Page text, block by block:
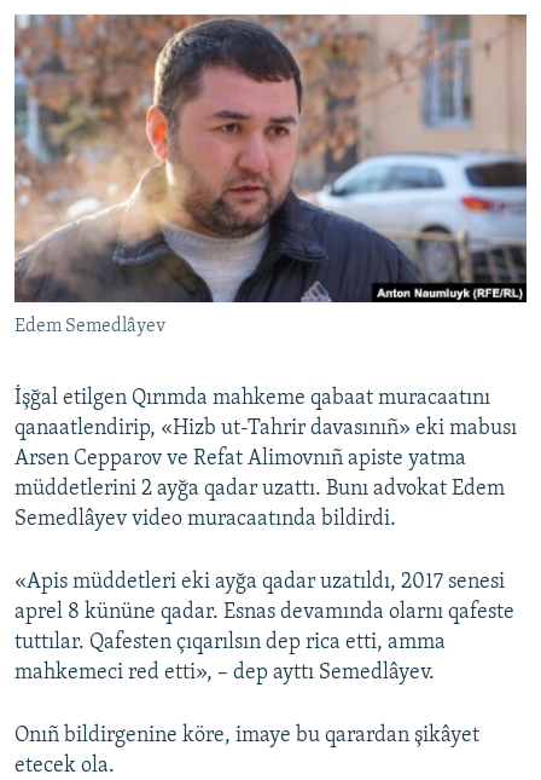
VİDEO
SÜRET
BLOGLAR
FİKİR
Русский
Українською
QOŞULIÑIZ!
RFE/RS bütün saytları
Edem Semedlâyev
İşğal etilgen Qırımda mahkeme qabaat muracaatını
qanaatlendirip, «Hizb ut-Tahrir davasınıñ» eki mabusı
Arsen Cepparov ve Refat Alimovnıñ apiste yatma
müddetlerini 2 ayğa qadar uzattı. Bunı advokat Edem
Semedlâyev video muracaatında bildirdi.
«Apis müddetleri eki ayğa qadar uzatıldı, 2017 senesi
aprel 8 kününe qadar. Esnas devamında olarnı qafeste
tuttılar. Qafesten çıqarılsın dep rica etti, amma
mahkemeci red etti», – dep ayttı Semedlâyev.
Onıñ bildirgenine köre, imaye bu qarardan şikâyet
etecek ola.